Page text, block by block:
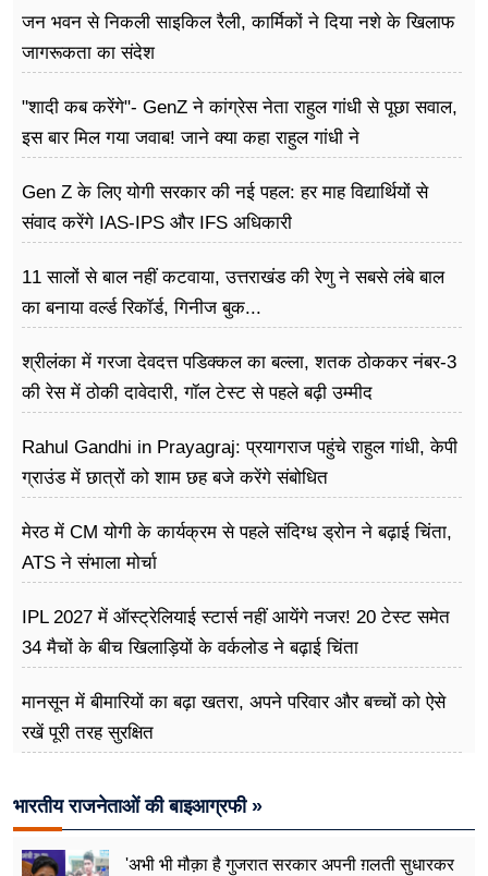
जन भवन से निकली साइकिल रैली, कार्मिकों ने दिया नशे के खिलाफ
जागरूकता का संदेश
"शादी कब करेंगे"- GenZ ने कांग्रेस नेता राहुल गांधी से पूछा सवाल,
इस बार मिल गया जवाब! जाने क्या कहा राहुल गांधी ने
Gen Z के लिए योगी सरकार की नई पहल: हर माह विद्यार्थियों से
संवाद करेंगे IAS-IPS और IFS अधिकारी
11 सालों से बाल नहीं कटवाया, उत्तराखंड की रेणु ने सबसे लंबे बाल
का बनाया वर्ल्ड रिकॉर्ड, गिनीज बुक...
श्रीलंका में गरजा देवदत्त पडिक्कल का बल्ला, शतक ठोककर नंबर-3
की रेस में ठोकी दावेदारी, गॉल टेस्ट से पहले बढ़ी उम्मीद
Rahul Gandhi in Prayagraj: प्रयागराज पहुंचे राहुल गांधी, केपी
ग्राउंड में छात्रों को शाम छह बजे करेंगे संबोधित
मेरठ में CM योगी के कार्यक्रम से पहले संदिग्ध ड्रोन ने बढ़ाई चिंता,
ATS ने संभाला मोर्चा
IPL 2027 में ऑस्ट्रेलियाई स्टार्स नहीं आयेंगे नजर! 20 टेस्ट समेत
34 मैचों के बीच खिलाड़ियों के वर्कलोड ने बढ़ाई चिंता
मानसून में बीमारियों का बढ़ा खतरा, अपने परिवार और बच्चों को ऐसे
रखें पूरी तरह सुरक्षित
भारतीय राजनेताओं की बाइआग्रफी »
'अभी भी मौक़ा है गुजरात सरकार अपनी ग़लती सुधारकर